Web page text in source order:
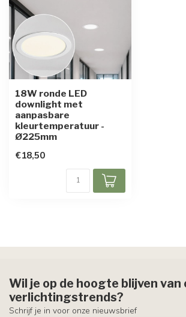
18W ronde LED
downlight met
aanpasbare
kleurtemperatuur -
Ø225mm
€18,50
Wil je op de hoogte blijven van
verlichtingstrends?
Schrijf je in voor onze nieuwsbrief